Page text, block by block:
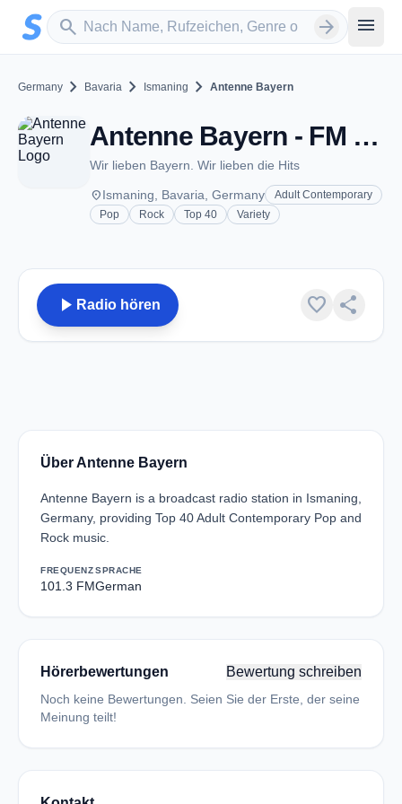
Zum Hauptinhalt springen
search
Sender suchen arrow_forward menu
Germany chevron_right Bavaria chevron_right Ismaning chevron_right Antenne Bayern
Antenne Bayern - FM 101.3 - Ismaning
Wir lieben Bayern. Wir lieben die Hits
placeIsmaning, Bavaria, Germany
Adult Contemporary
Pop
Rock Top 40 Variety
play_arrow Radio hören favorite share
Über Antenne Bayern
Antenne Bayern is a broadcast radio station in Ismaning,
Germany, providing Top 40 Adult Contemporary Pop and
Rock music.
FREQUENZ
101.3 FM
SPRACHE
German
Hörerbewertungen Bewertung schreiben
Noch keine Bewertungen. Seien Sie der Erste, der seine
Meinung teilt!